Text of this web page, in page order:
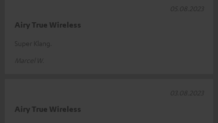
Airy True Wireless
Super Klang.
Marcel W.
05.08.2023
Airy True Wireless
03.08.2023